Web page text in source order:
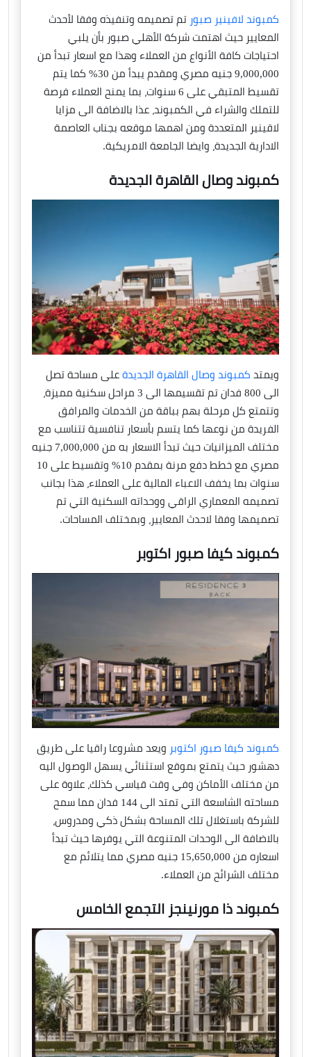
كمبوند لافينير صبور تم تصميمه وتنفيذه وفقا لأحدث
المعايير حيث اهتمت شركة الأهلي صبور بأن يلبي
احتياجات كافة الأنواع من العملاء وهذا مع اسعار تبدأ من
9,000,000 جنيه مصري ومقدم يبدأ من 30% كما يتم
تقسيط المتبقي على 6 سنوات، بما يمنح العملاء فرصة
للتملك والشراء في الكمبوند، عذا بالاضافة الى مزايا
لاقينير المتعددة ومن اهمها موقعه بجناب العاصمة
الادارية الجديدة، وايضا الجامعة الامريكية.
كمبوند وصال القاهرة الجديدة
ويمتد كمبوند وصال القاهرة الجديدة على مساحة تصل
الى 800 فدان تم تقسيمها الى 3 مراحل سكنية مميزة،
وتتمتع كل مرحلة بهم بباقة من الخدمات والمرافق
الفريدة من نوعها كما يتسم بأسعار تنافسية تتناسب مع
مختلف الميزانيات حيث تبدأ الاسعار به من 7,000,000 جنيه
مصري مع خطط دفع مرنة بمقدم 10% وتقسيط على 10
سنوات بما يخفف الاعباء المالية على العملاء، هذا بجانب
تصميمه المعماري الراقي ووحداته السكنية التي تم
تصميمها وفقا لاحدث المعايير، وبمختلف المساحات.
كمبوند كيفا صبور اكتوبر
كمبوند كيفا صبور اكتوبر ويعد مشروعا راقيا على طريق
دهشور حيث يتمتع بموقع استثنائي يسهل الوصول اليه
من مختلف الأماكن وفي وقت قياسي كذلك، علاوة على
مساحته الشاسعة التي تمتد الى 144 فدان مما سمح
للشركة باستغلال تلك المساحة بشكل ذكي ومدروس،
بالاضافة الى الوحدات المتنوعة التي يوفرها حيث تبدأ
اسعاره من 15,650,000 جنيه مصري مما يتلائم مع
مختلف الشرائح من العملاء.
كمبوند ذا مورنينجز التجمع الخامس